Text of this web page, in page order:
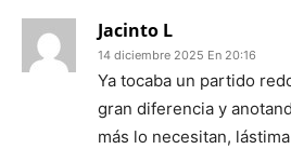
Jacinto L
14 diciembre 2025 En 20:16
Ya tocaba un partido
gran diferencia y
más lo necesitan,